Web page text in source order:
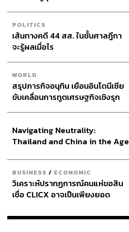
POLITICS
เส้นทางคดี 44 สส. ในชั้นศาลฎีกา
จะรู้ผลเมื่อไร
WORLD
สรุปภารกิจอนุทิน เยือนอินโดนีเซีย
ขับเคลื่อนการทูตเศรษฐกิจเชิงรุก
Navigating Neutrality:
Thailand and China in the Age
BUSINESS / ECONOMIC
วิเคราะห์ปรากฏการณ์คนแห่ขอสิน
เชื่อ CLICX อาจเป็นเพียงยอด
เรือนไทยที่ถูกซุกไว้